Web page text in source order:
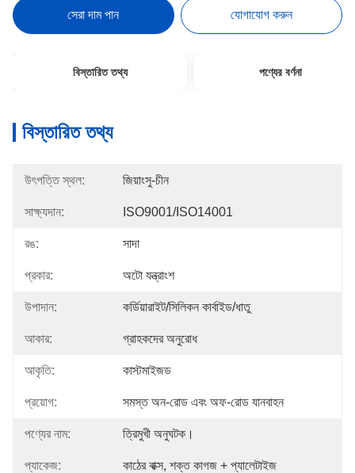
সেরা দাম পান যোগাযোগ করুন
বিস্তারিত তথ্য পণ্যের বর্ণনা
বিস্তারিত তথ্য
উৎপত্তি স্থল: জিয়াংসু-চীন
সাক্ষ্যদান: ISO9001/ISO14001
রঙ: সাদা
প্রকার: অটো যন্ত্রাংশ
উপাদান: কর্ডিয়ারাইট/সিলিকন কার্বাইড/ধাতু
আকার: গ্রাহকদের অনুরোধ
আকৃতি: কাস্টমাইজড
প্রয়োগ: সমস্ত অন-রোড এবং অফ-রোড যানবাহন
পণ্যের নাম: ত্রিমুখী অনুঘটক।
প্যাকেজ: কাঠের বাক্স, শক্ত কাগজ + প্যালেটাইজ